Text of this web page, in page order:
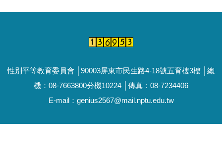
性別平等教育委員會 │90003屏東市民生路4-18號五育樓3樓 │總
機：08-7663800分機10224 │傳真：08-7234406
E-mail：genius2567@mail.nptu.edu.tw